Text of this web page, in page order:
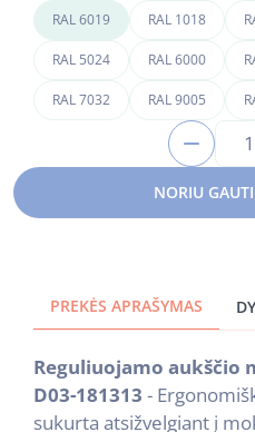
RAL 6019 RAL 1018
RAL 5024 RAL 6000
RAL 7032 RAL 9005
1
NORIU
PREKĖS APRAŠYMAS
Reguliuojamo aukščio
D03-181313 -
sukurta atsižvelgiant į